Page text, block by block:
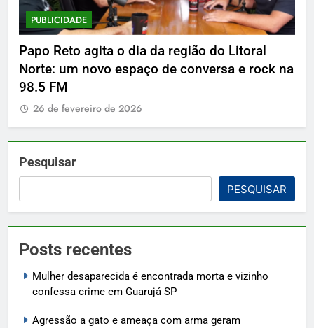
PUBLICIDADE
Papo Reto agita o dia da região do Litoral
Norte: um novo espaço de conversa e rock na
98.5 FM
26 de fevereiro de 2026
Pesquisar
PESQUISAR
Posts recentes
Mulher desaparecida é encontrada morta e vizinho
confessa crime em Guarujá SP
Agressão a gato e ameaça com arma geram